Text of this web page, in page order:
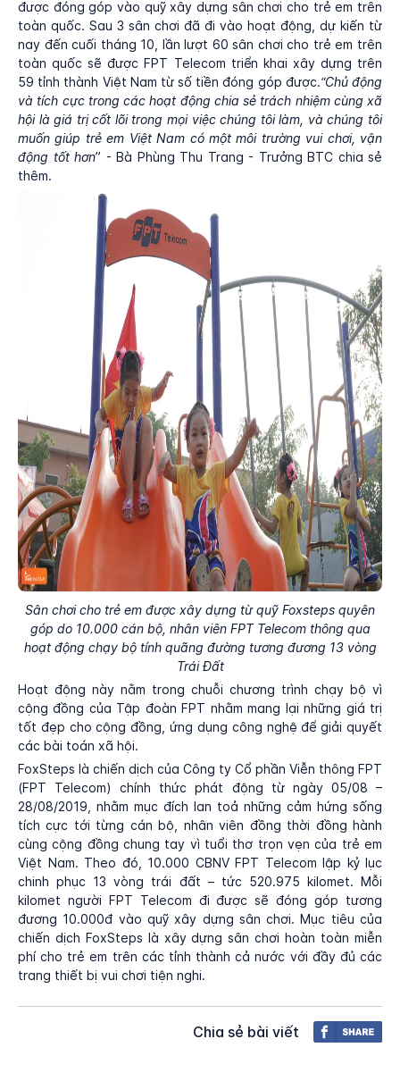
được đóng góp vào quỹ xây dựng sân chơi cho trẻ em trên
toàn quốc. Sau 3 sân chơi đã đi vào hoạt động, dự kiến từ
nay đến cuối tháng 10, lần lượt 60 sân chơi cho trẻ em trên
toàn quốc sẽ được FPT Telecom triển khai xây dựng trên
59 tỉnh thành Việt Nam từ số tiền đóng góp được.“Chủ động
và tích cực trong các hoạt động chia sẻ trách nhiệm cùng xã
hội là giá trị cốt lõi trong mọi việc chúng tôi làm, và chúng tôi
muốn giúp trẻ em Việt Nam có một môi trường vui chơi, vận
động tốt hơn” - Bà Phùng Thu Trang - Trưởng BTC chia sẻ
thêm.
Sân chơi cho trẻ em được xây dựng từ quỹ Foxsteps quyên
góp do 10.000 cán bộ, nhân viên FPT Telecom thông qua
hoạt động chạy bộ tính quãng đường tương đương 13 vòng
Trái Đất
Hoạt động này nằm trong chuỗi chương trình chạy bộ vì
cộng đồng của Tập đoàn FPT nhằm mang lại những giá trị
tốt đẹp cho cộng đồng, ứng dụng công nghệ để giải quyết
các bài toán xã hội.
FoxSteps là chiến dịch của Công ty Cổ phần Viễn thông FPT
(FPT Telecom) chính thức phát động từ ngày 05/08 –
28/08/2019, nhằm mục đích lan toả những cảm hứng sống
tích cực tới từng cán bộ, nhân viên đồng thời đồng hành
cùng cộng đồng chung tay vì tuổi thơ trọn vẹn của trẻ em
Việt Nam. Theo đó, 10.000 CBNV FPT Telecom lập kỷ lục
chinh phục 13 vòng trái đất – tức 520.975 kilomet. Mỗi
kilomet người FPT Telecom đi được sẽ đóng góp tương
đương 10.000đ vào quỹ xây dựng sân chơi. Mục tiêu của
chiến dịch FoxSteps là xây dựng sân chơi hoàn toàn miễn
phí cho trẻ em trên các tỉnh thành cả nước với đầy đủ các
trang thiết bị vui chơi tiện nghi.
Chia sẻ bài viết